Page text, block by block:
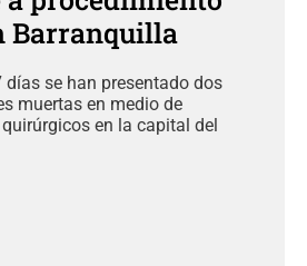
Barranquilla
días se han presentado dos
muertas en medio de
en la capital del